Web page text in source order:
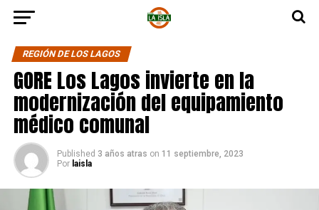
REGIÓN DE LOS LAGOS
GORE Los Lagos invierte en la
modernización del equipamiento
médico comunal
Published 3 años atras on 11 septiembre, 2023
Por laisla